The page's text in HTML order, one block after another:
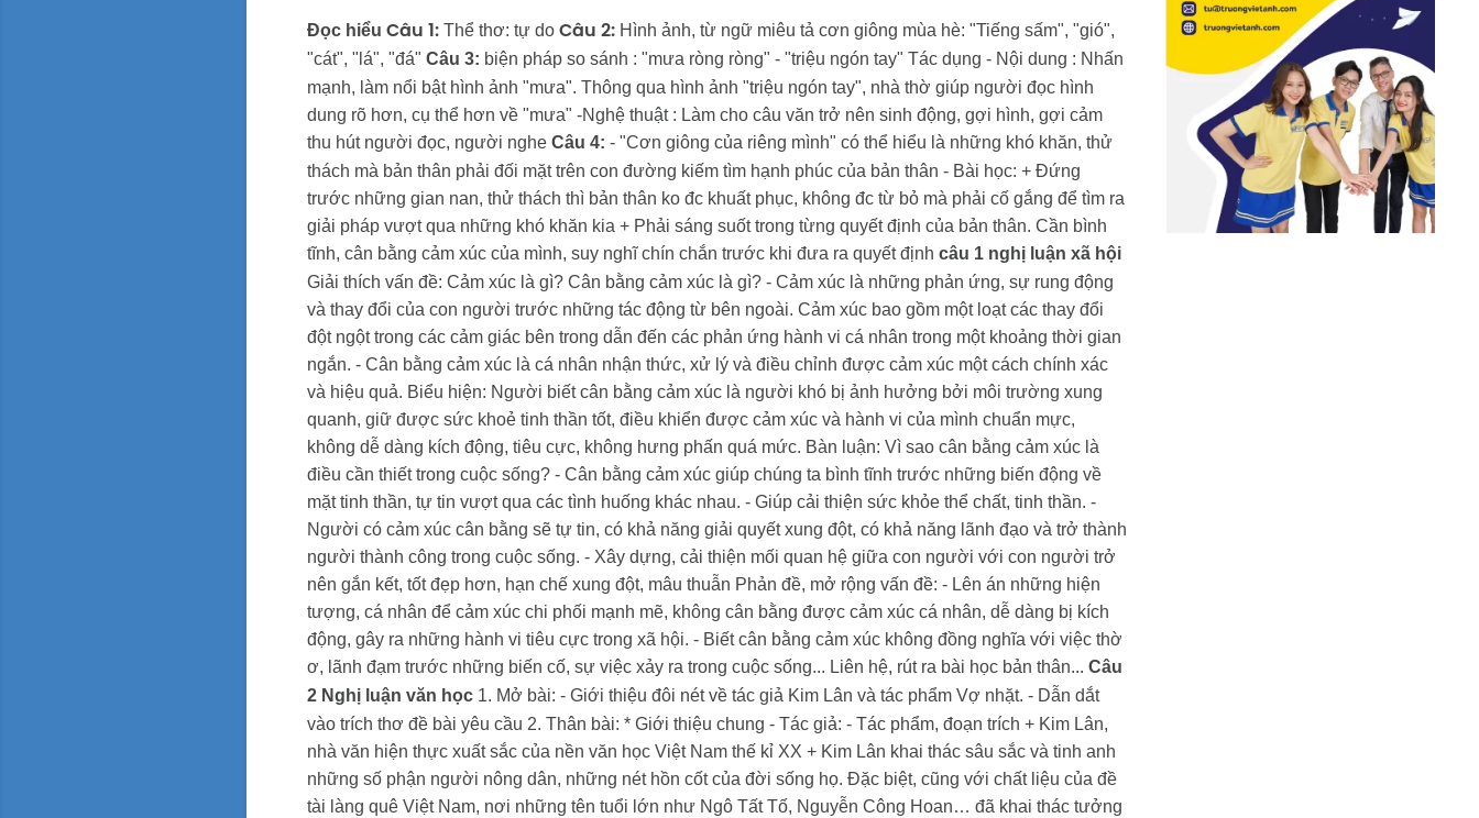
Đọc hiểu Câu 1:Thể thơ: tự do Câu 2:Hình ảnh, từ ngữ miêu tả cơn giông mùa hè: "Tiếng sấm", "gió",
"cát", "lá", "đá" Câu 3: biện pháp so sánh : "mưa ròng ròng" - "triệu ngón tay" Tác dụng - Nội dung : Nhấn
mạnh, làm nổi bật hình ảnh "mưa". Thông qua hình ảnh "triệu ngón tay", nhà thờ giúp người đọc hình
dung rõ hơn, cụ thể hơn về "mưa" -Nghệ thuật : Làm cho câu văn trở nên sinh động, gợi hình, gợi cảm
thu hút người đọc, người nghe Câu 4: - "Cơn giông của riêng mình" có thể hiểu là những khó khăn, thử
thách mà bản thân phải đối mặt trên con đường kiếm tìm hạnh phúc của bản thân - Bài học: + Đứng
trước những gian nan, thử thách thì bản thân ko đc khuất phục, không đc từ bỏ mà phải cố gắng để tìm ra
giải pháp vượt qua những khó khăn kia + Phải sáng suốt trong từng quyết định của bản thân. Cần bình
tĩnh, cân bằng cảm xúc của mình, suy nghĩ chín chắn trước khi đưa ra quyết định câu 1 nghị luận xã hội
Giải thích vấn đề: Cảm xúc là gì? Cân bằng cảm xúc là gì? - Cảm xúc là những phản ứng, sự rung động
và thay đổi của con người trước những tác động từ bên ngoài. Cảm xúc bao gồm một loạt các thay đổi
đột ngột trong các cảm giác bên trong dẫn đến các phản ứng hành vi cá nhân trong một khoảng thời gian
ngắn. - Cân bằng cảm xúc là cá nhân nhận thức, xử lý và điều chỉnh được cảm xúc một cách chính xác
và hiệu quả. Biểu hiện: Người biết cân bằng cảm xúc là người khó bị ảnh hưởng bởi môi trường xung
quanh, giữ được sức khoẻ tinh thần tốt, điều khiển được cảm xúc và hành vi của mình chuẩn mực,
không dễ dàng kích động, tiêu cực, không hưng phấn quá mức. Bàn luận: Vì sao cân bằng cảm xúc là
điều cần thiết trong cuộc sống? - Cân bằng cảm xúc giúp chúng ta bình tĩnh trước những biến động về
mặt tinh thần, tự tin vượt qua các tình huống khác nhau. - Giúp cải thiện sức khỏe thể chất, tinh thần. -
Người có cảm xúc cân bằng sẽ tự tin, có khả năng giải quyết xung đột, có khả năng lãnh đạo và trở thành
người thành công trong cuộc sống. - Xây dựng, cải thiện mối quan hệ giữa con người với con người trở
nên gắn kết, tốt đẹp hơn, hạn chế xung đột, mâu thuẫn Phản đề, mở rộng vấn đề: - Lên án những hiện
tượng, cá nhân để cảm xúc chi phối mạnh mẽ, không cân bằng được cảm xúc cá nhân, dễ dàng bị kích
động, gây ra những hành vi tiêu cực trong xã hội. - Biết cân bằng cảm xúc không đồng nghĩa với việc thờ
ơ, lãnh đạm trước những biến cố, sự việc xảy ra trong cuộc sống... Liên hệ, rút ra bài học bản thân... Câu
2 Nghị luận văn học 1. Mở bài: - Giới thiệu đôi nét về tác giả Kim Lân và tác phẩm Vợ nhặt. - Dẫn dắt
vào trích thơ đề bài yêu cầu 2. Thân bài: * Giới thiệu chung - Tác giả: - Tác phẩm, đoạn trích + Kim Lân,
nhà văn hiện thực xuất sắc của nền văn học Việt Nam thế kỉ XX + Kim Lân khai thác sâu sắc và tinh anh
những số phận người nông dân, những nét hồn cốt của đời sống họ. Đặc biệt, cũng với chất liệu của đề
tài làng quê Việt Nam, nơi những tên tuổi lớn như Ngô Tất Tố, Nguyễn Công Hoan… đã khai thác tưởng